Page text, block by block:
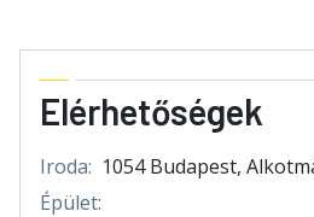
Elérhetőségek
Iroda: 1054 Budapest,
Épület: